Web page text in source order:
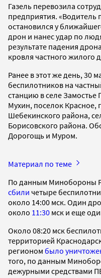
Газель перевозила
предприятия. «Водитель
остановился у
дрон и нанес удар по
результате падения
кровля частного жилого
Ранее в этот же день, 30
беспилотников на
станцию в селе Замостье
Мухин, поселок Красное,
Шебекинского района,
Борисовского района.
Дорогощь и Муром.
Материал по теме
По данным Минобороны
сбили четыре
около 14:00 мск. Один
около 11:30 мск и еще
Около 08:20 мск
территорией
регионом было
того, по данным
дежурными средствами